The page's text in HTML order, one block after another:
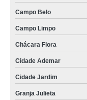
Campo Belo
Campo Limpo
Chácara Flora
Cidade Ademar
Cidade Jardim
Granja Julieta